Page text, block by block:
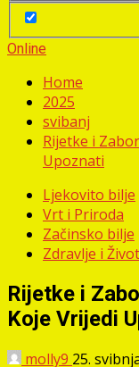
Online
Home
2025
svibanj
Rijetke i
Upoznati
Ljekovito bilje
Vrt i Priroda
Začinsko bilje
Zdravlje i Život
Rijetke i
Koje Vrijedi
molly9 25.